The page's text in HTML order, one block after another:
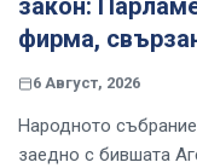
закон:
фирма,
6 Август, 2026
Народното
заедно с бившата